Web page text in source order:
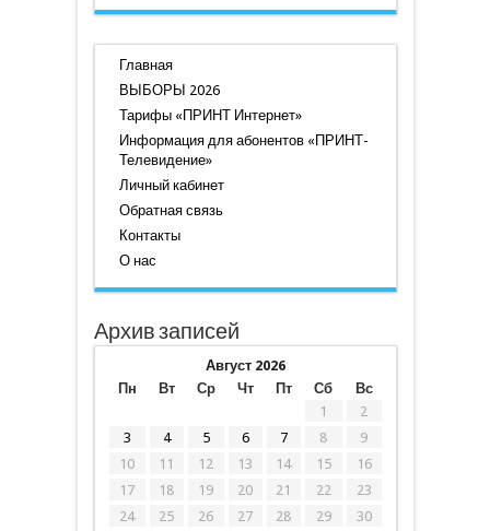
Главная
ВЫБОРЫ 2026
Тарифы «ПРИНТ Интернет»
Информация для абонентов «ПРИНТ-
Телевидение»
Личный кабинет
Обратная связь
Контакты
О нас
Архив записей
Август 2026
Пн
Вт Ср Чт Пт Сб
Вс
1
2
3
4 5 6 7 8
9
10
11 12 13 14 15
16
17
18 19 20 21 22
23
24
25 26 27 28 29 30